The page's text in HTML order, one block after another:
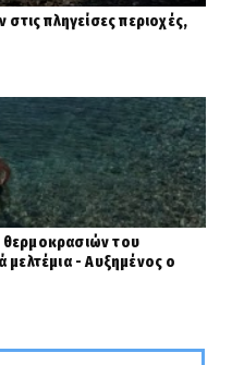
στις πληγείσες περιοχές,
του
- Αυξημένος ο